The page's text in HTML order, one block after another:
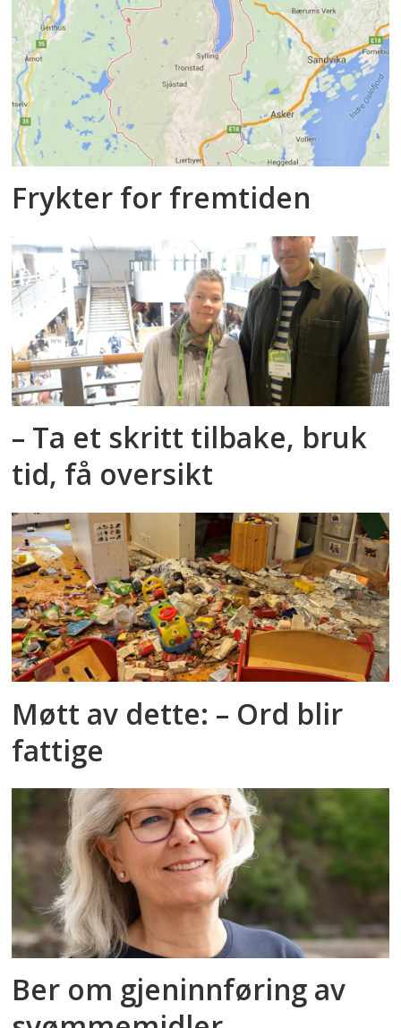
Frykter for fremtiden
– Ta et skritt tilbake, bruk
tid, få oversikt
Møtt av dette: – Ord blir
fattige
Ber om gjeninnføring av